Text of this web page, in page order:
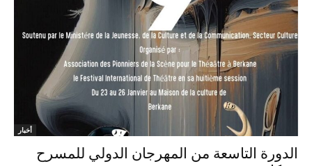
أخبار
الدورة التاسعة من المهرجان الدولي للمسرح